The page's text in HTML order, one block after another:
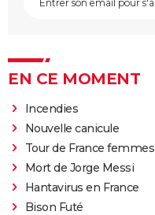
EN CE MOMENT
Incendies
Nouvelle canicule
Tour de France femmes
Mort de Jorge Messi
Hantavirus en France
Bison Futé